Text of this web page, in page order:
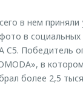
в нем
в
C5. Победитель
в
более 2,5